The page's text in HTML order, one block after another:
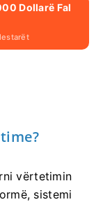
Dollarë Fal
vërtetimin
sistemi